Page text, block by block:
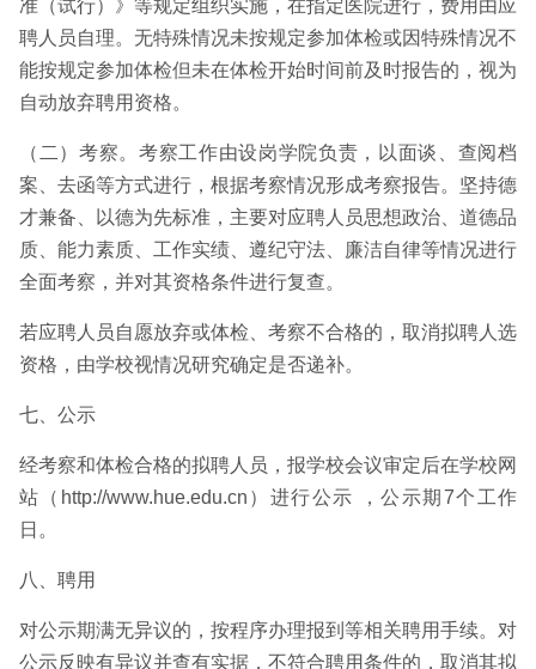
准（试行）》等规定组织实施，在指定医院进行，费用由应
聘人员自理。无特殊情况未按规定参加体检或因特殊情况不
能按规定参加体检但未在体检开始时间前及时报告的，视为
自动放弃聘用资格。
（二）考察。考察工作由设岗学院负责，以面谈、查阅档
案、去函等方式进行，根据考察情况形成考察报告。坚持德
才兼备、以德为先标准，主要对应聘人员思想政治、道德品
质、能力素质、工作实绩、遵纪守法、廉洁自律等情况进行
全面考察，并对其资格条件进行复查。
若应聘人员自愿放弃或体检、考察不合格的，取消拟聘人选
资格，由学校视情况研究确定是否递补。
七、公示
经考察和体检合格的拟聘人员，报学校会议审定后在学校网
站（http://www.hue.edu.cn）进行公示 ，公示期7个工作
日。
八、聘用
对公示期满无异议的，按程序办理报到等相关聘用手续。对
公示反映有异议并查有实据，不符合聘用条件的，取消其拟